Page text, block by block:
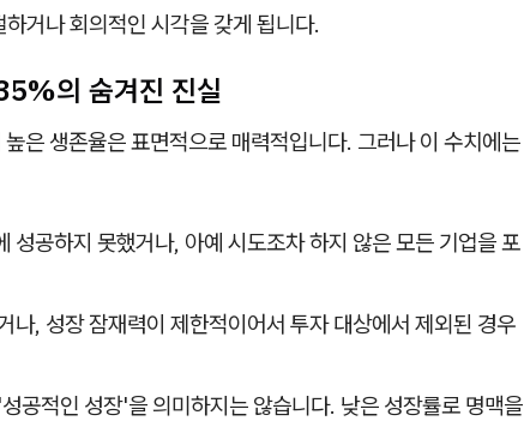
거나 회의적인 시각을 갖게 됩니다.
의 숨겨진 진실
은 생존율은 표면적으로 매력적입니다. 그러나 이 수치에는
성공하지 못했거나, 아예 시도조차 하지 않은 모든 기업을 포
나, 성장 잠재력이 제한적이어서 투자 대상에서 제외된 경우
공적인 성장'을 의미하지는 않습니다. 낮은 성장률로 명맥을